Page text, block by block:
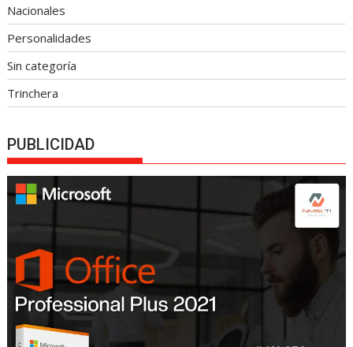
Nacionales
Personalidades
Sin categoría
Trinchera
PUBLICIDAD